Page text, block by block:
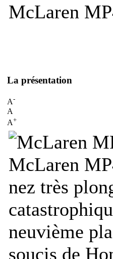
McLaren
La présentation
A-
A
A+
McLaren
nez très
neuvième
soucis de